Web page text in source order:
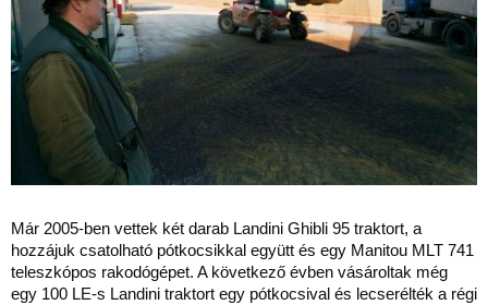
Már 2005-ben vettek két darab Landini Ghibli 95 traktort, a
hozzájuk csatolható pótkocsikkal együtt és egy Manitou MLT 741
teleszkópos rakodógépet. A következő évben vásároltak még
egy 100 LE-s Landini traktort egy pótkocsival és lecserélték a régi